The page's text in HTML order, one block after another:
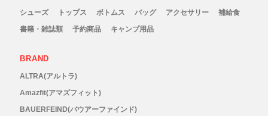
シューズ トップス ボトムス バッグ アクセサリー
補給食
書籍・雑誌類
予約商品 キャンプ用品
BRAND
ALTRA(アルトラ)
Amazfit(アマズフィット)
BAUERFEIND(バウアーファインド)